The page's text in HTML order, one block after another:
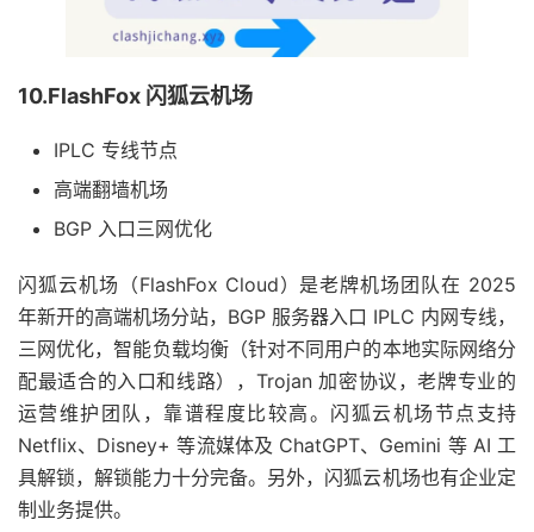
10.FlashFox 闪狐云机场
IPLC 专线节点
高端翻墙机场
BGP 入口三网优化
闪狐云机场（FlashFox Cloud）是老牌机场团队在 2025
年新开的高端机场分站，BGP 服务器入口 IPLC 内网专线，
三网优化，智能负载均衡（针对不同用户的本地实际网络分
配最适合的入口和线路），Trojan 加密协议，老牌专业的
运营维护团队，靠谱程度比较高。闪狐云机场节点支持
Netflix、Disney+ 等流媒体及 ChatGPT、Gemini 等 AI 工
具解锁，解锁能力十分完备。另外，闪狐云机场也有企业定
制业务提供。